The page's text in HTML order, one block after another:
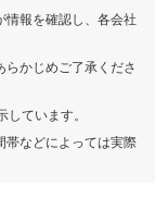
報を確認し、各会社
かじめご了承くださ
ています。
帯などによっては実際